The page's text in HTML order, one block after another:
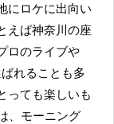
にロケに出向い
えば神奈川の座
ロのライブや
れることも多
っても楽しいも
、モーニング